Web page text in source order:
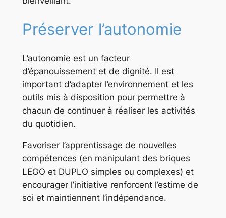
Préserver l’autonomie
L’autonomie est un facteur
d’épanouissement et de dignité. Il est
important d’adapter l’environnement et les
outils mis à disposition pour permettre à
chacun de continuer à réaliser les activités
du quotidien.
Favoriser l’apprentissage de nouvelles
compétences (en manipulant des briques
LEGO et DUPLO simples ou complexes) et
encourager l’initiative renforcent l’estime de
soi et maintiennent l’indépendance.